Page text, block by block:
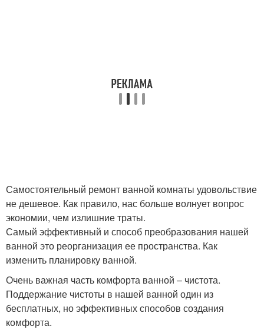
Самостоятельный ремонт ванной комнаты удовольствие
не дешевое. Как правило, нас больше волнует вопрос
экономии, чем излишние траты.
Самый эффективный и способ преобразования нашей
ванной это реорганизация ее пространства. Как
изменить планировку ванной.
Очень важная часть комфорта ванной – чистота.
Поддержание чистоты в нашей ванной один из
бесплатных, но эффективных способов создания
комфорта.